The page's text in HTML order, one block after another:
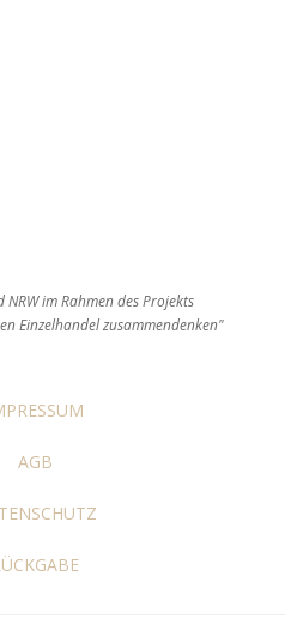
im Rahmen des Projekts
Einzelhandel zusammendenken"
AGB